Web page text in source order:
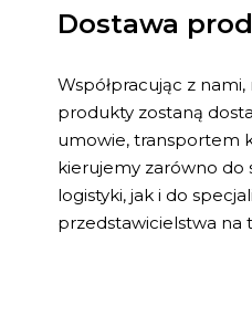
Dostawa
Współpracując z
produkty zostaną
umowie, transportem
kierujemy zarówno do
logistyki, jak i do
przedstawicielstwa na